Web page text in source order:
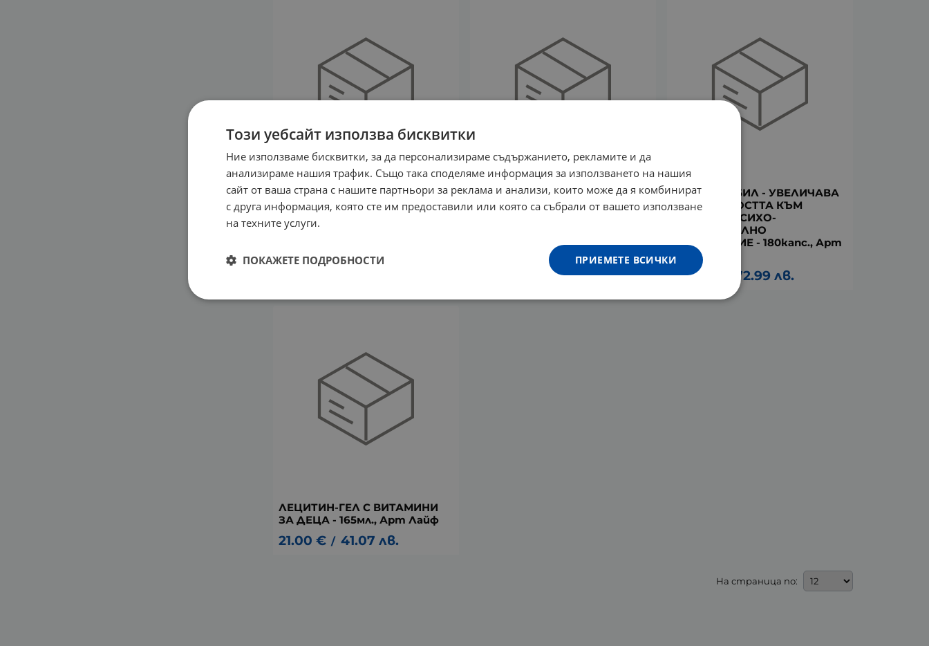
ТИРЕОБАЛАНС - КОМПЛЕКС
ЗА ПОДКРЕПА НА
ЩИТОВИДНАТА ЖЛЕЗА -
31.19 € / 61.00 лв.
ОЛЕОПРЕН НЕЙРО -
КОМПЛЕКС ЗА АКТИВНА
97.01
НЕЙРОСТАБИЛ - УВЕЛИЧАВА
УСТОЙЧИВОСТТА КЪМ
СТРЕСА И ПСИХО-
ЕМОЦИОНАЛНО
НАПРЕЖЕНИЕ - 180капс., Арт
Лайф
37.32 72.99 лв.
ЛЕЦИТИН-ГЕЛ С ВИТАМИНИ
ЗА ДЕЦА - 165мл., Арт Лайф
21.00 € / 41.07 лв.
На страница по:
Този уебсайт използва бисквитки
Ние използваме бисквитки, за да персонализираме съдържанието, рекламите и да
анализираме нашия трафик. Също така споделяме информация за използването на нашия
сайт от ваша страна с нашите партньори за реклама и анализи, които може да я комбинират
с друга информация, която сте им предоставили или която са събрали от вашето използване
на техните услуги.
ПРИЕМЕТЕ ВСИЧКИ
ПОКАЖЕТЕ ПОДРОБНОСТИ